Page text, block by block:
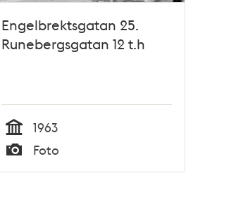
Engelbrektsgatan 25.
Runebergsgatan 12 t.h
Tid
1963
Typ
Foto